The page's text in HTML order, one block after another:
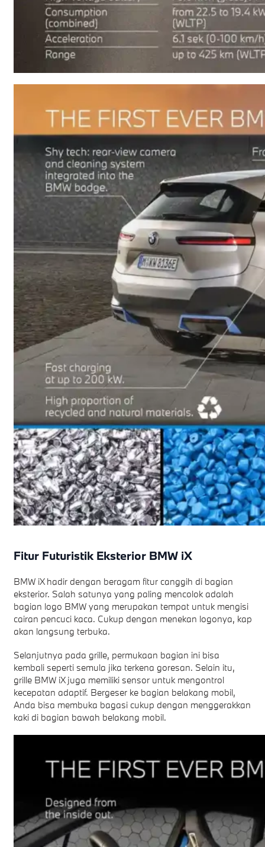
Fitur Futuristik Eksterior BMW iX
BMW iX hadir dengan beragam fitur canggih di bagian
eksterior. Salah satunya yang paling mencolok adalah
bagian logo BMW yang merupakan tempat untuk mengisi
cairan pencuci kaca. Cukup dengan menekan logonya, kap
akan langsung terbuka.
Selanjutnya pada grille, permukaan bagian ini bisa
kembali seperti semula jika terkena goresan. Selain itu,
grille BMW iX juga memiliki sensor untuk mengontrol
kecepatan adaptif. Bergeser ke bagian belakang mobil,
Anda bisa membuka bagasi cukup dengan menggerakkan
kaki di bagian bawah belakang mobil.